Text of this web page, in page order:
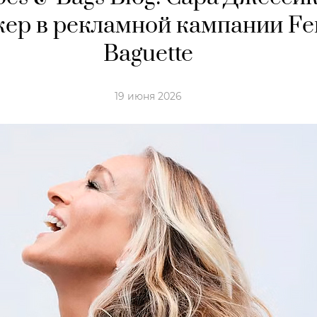
в рекламной кампании
Baguette
19 июня 2026